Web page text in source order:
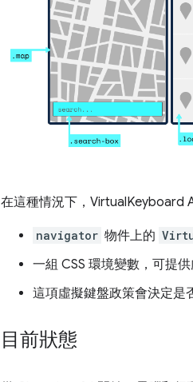
在這種情況下，VirtualKeyboard
navigator 物件上的
一組 CSS 環境變數，可提
這項虛擬鍵盤政策會決定是
目前狀態